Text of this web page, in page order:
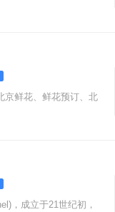
京鲜花、鲜花预订、北
，成立于21世纪初，